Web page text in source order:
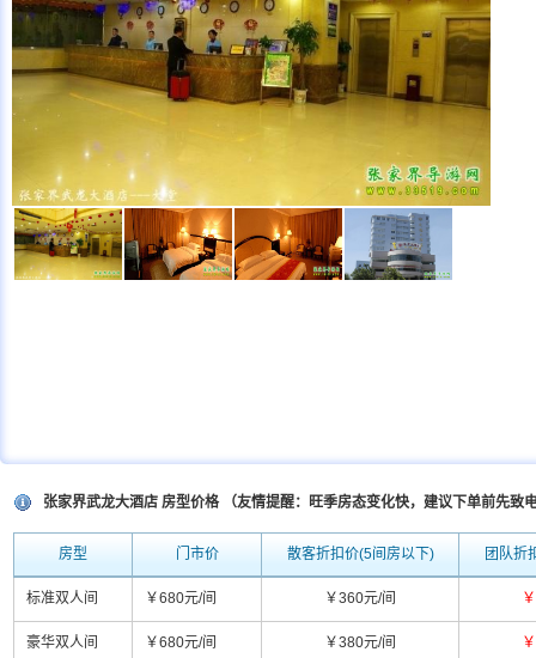
张家界武龙大酒店 房型价格 （友情提醒：旺季房态变化快，建议下单前先致
房型 门市价 散客折扣价(5间房以下) 团队折
标准双人间 ￥680元/间 ￥360元/间
豪华双人间 ￥680元/间 ￥380元/间